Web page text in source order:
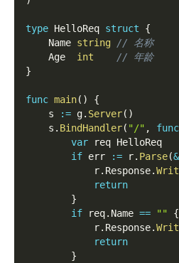
type HelloReq struct
{
    Name
string // 名称
    Age
int
// 年龄
}
func main( )
{
    s
:= g. Server( )
    s
. BindHandler( "/" , func
var req HelloReq
if err := r. Parse(&
            r
. Response.
return
}
if req. Name == ""
{
            r
. Response.
return
}